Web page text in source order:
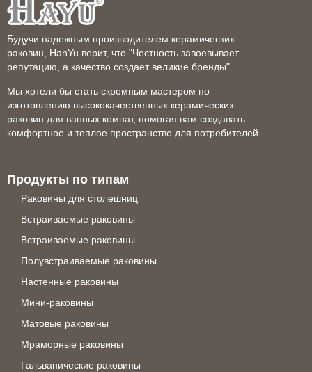
Будучи надежным производителем керамических
раковин, HanYu верит, что "Честность завоевывает
репутацию, а качество создает великие бренды".
Мы хотели бы стать скромным мастером по
изготовлению высококачественных керамических
раковин для ванных комнат, помогая вам создавать
комфортное и теплое пространство для потребителей.
Продукты по типам
Раковины для столешниц
Встраиваемые раковины
Встраиваемые раковины
Полувстраиваемые раковины
Настенные раковины
Мини-раковины
Матовые раковины
Мраморные раковины
Гальванические раковины